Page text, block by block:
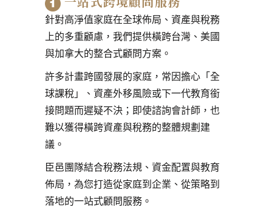
針對高淨值家庭在全球佈局、資產與稅務
上的多重顧慮，我們提供橫跨台灣、美國
與加拿大的整合式顧問方案。
許多計畫跨國發展的家庭，常因擔心「全
球課稅」、資產外移風險或下一代教育銜
接問題而遲疑不決；即使諮詢會計師，也
難以獲得橫跨資產與稅務的整體規劃建
議。
臣邑團隊結合稅務法規、資金配置與教育
佈局，為您打造從家庭到企業、從策略到
落地的一站式顧問服務。